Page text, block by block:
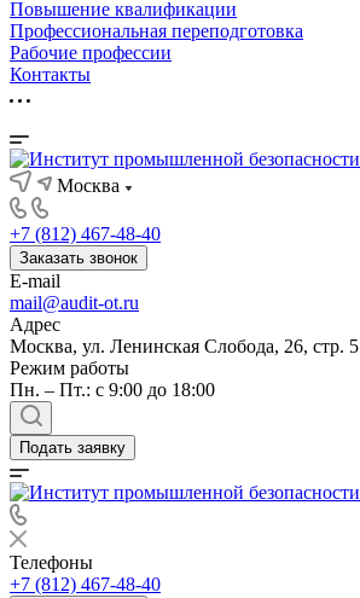
Повышение квалификации
Профессиональная переподготовка
Рабочие профессии
Контакты
Москва
+7 (812) 467-48-40
Заказать звонок
E-mail
mail@audit-ot.ru
Адрес
Москва, ул. Ленинская Слобода, 26, стр. 5
Режим работы
Пн. – Пт.: с 9:00 до 18:00
Подать заявку
Телефоны
+7 (812) 467-48-40